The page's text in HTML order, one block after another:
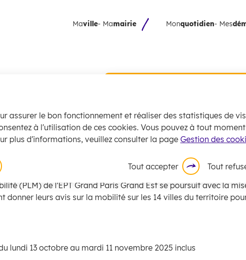
assurer le bon fonctionnement et réaliser des statistiques de
à l'utilisation de ces cookies. Vous pouvez à tout moment
plus d'informations, veuillez consulter la page Gestion des
Tout accepter Tout
Skip to site map
Collecte
encombrants
juillet
La
des
exceptionnellement assurée
Maville- Mamairie Monquotidien- Mes
Actualités Plan Local de Mobilité de GPGE
Mobilité et Participation du public par
(PLM) de l'EPT Grand Paris Grand Est se poursuit avec la
donner leurs avis sur la mobilité sur les 14 villes du territoire
lundi 13 octobre au mardi 11 novembre 2025 inclus